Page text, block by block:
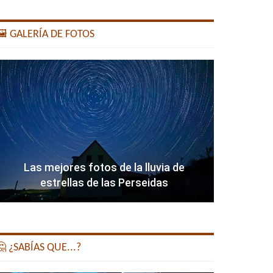
GALERÍA DE FOTOS
Las mejores fotos de la lluvia de
estrellas de las Perseidas
¿SABÍAS QUE...?